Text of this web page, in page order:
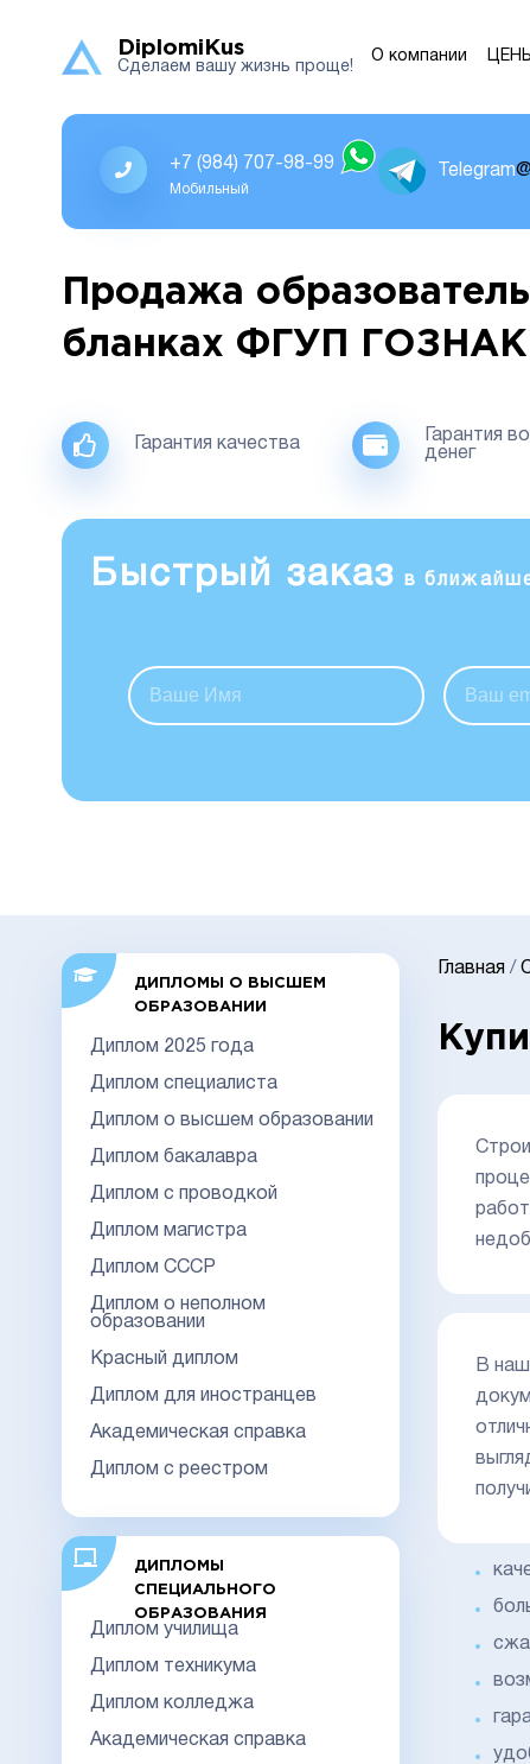
DiplomiKus
Сделаем вашу жизнь проще!
О компании ЦЕНЫ
+7 (984) 707-98-99
Мобильный
Telegram
Продажа
бланках ФГУП ГОЗНАК
Гарантия качества
Гарантия
денег
Быстрый заказ в
ДИПЛОМЫ О ВЫСШЕМ
ОБРАЗОВАНИИ
Диплом 2025 года
Диплом специалиста
Диплом о высшем образовании
Диплом бакалавра
Диплом с проводкой
Диплом магистра
Диплом СССР
Диплом о неполном
образовании
Красный диплом
Диплом для иностранцев
Академическая справка
Диплом с реестром
ДИПЛОМЫ
СПЕЦИАЛЬНОГО
ОБРАЗОВАНИЯ
Диплом училища
Диплом техникума
Диплом колледжа
Академическая справка
Главная /
В